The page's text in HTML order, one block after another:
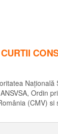
Ordin
(CMV)